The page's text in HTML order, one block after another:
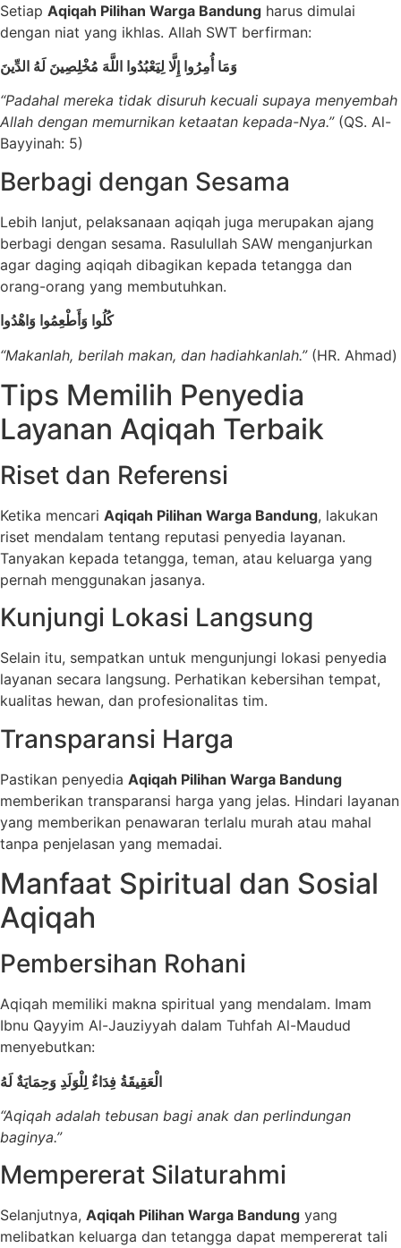
Setiap Aqiqah Pilihan Warga Bandung harus dimulai
dengan niat yang ikhlas. Allah SWT berfirman:
وَمَا أُمِرُوا إِلَّا لِيَعْبُدُوا اللَّهَ مُخْلِصِينَ لَهُ الدِّينَ
“Padahal mereka tidak disuruh kecuali supaya menyembah
Allah dengan memurnikan ketaatan kepada-Nya.”(QS. Al-
Bayyinah: 5)
Berbagi dengan Sesama
Lebih lanjut, pelaksanaan aqiqah juga merupakan ajang
berbagi dengan sesama. Rasulullah SAW menganjurkan
agar daging aqiqah dibagikan kepada tetangga dan
orang-orang yang membutuhkan.
كُلُوا وَأَطْعِمُوا وَاهْدُوا
“Makanlah, berilah makan, dan hadiahkanlah.”(HR. Ahmad)
Tips Memilih Penyedia
Layanan Aqiqah Terbaik
Riset dan Referensi
Ketika mencari Aqiqah Pilihan Warga Bandung, lakukan
riset mendalam tentang reputasi penyedia layanan.
Tanyakan kepada tetangga, teman, atau keluarga yang
pernah menggunakan jasanya.
Kunjungi Lokasi Langsung
Selain itu, sempatkan untuk mengunjungi lokasi penyedia
layanan secara langsung. Perhatikan kebersihan tempat,
kualitas hewan, dan profesionalitas tim.
Transparansi Harga
Pastikan penyedia Aqiqah Pilihan Warga Bandung
memberikan transparansi harga yang jelas. Hindari layanan
yang memberikan penawaran terlalu murah atau mahal
tanpa penjelasan yang memadai.
Manfaat Spiritual dan Sosial
Aqiqah
Pembersihan Rohani
Aqiqah memiliki makna spiritual yang mendalam. Imam
Ibnu Qayyim Al-Jauziyyah dalam Tuhfah Al-Maudud
menyebutkan:
الْعَقِيقَةُ فِدَاءٌ لِلْوَلَدِ وَحِمَايَةٌ لَهُ
“Aqiqah adalah tebusan bagi anak dan perlindungan
baginya.”
Mempererat Silaturahmi
Selanjutnya, Aqiqah Pilihan Warga Bandung yang
melibatkan keluarga dan tetangga dapat mempererat tali